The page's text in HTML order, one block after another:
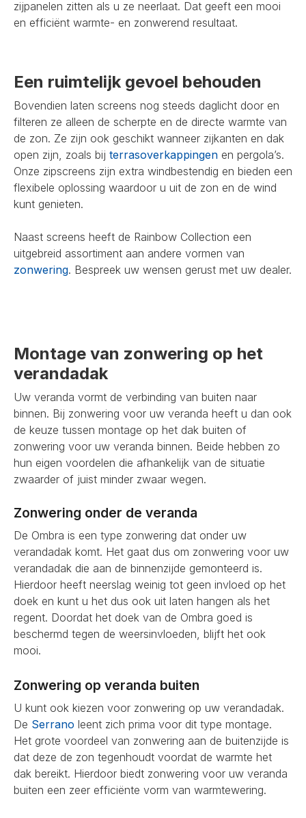
zijpanelen zitten als u ze neerlaat. Dat geeft een mooi
en efficiënt warmte- en zonwerend resultaat.
Een ruimtelijk gevoel behouden
Bovendien laten screens nog steeds daglicht door en
filteren ze alleen de scherpte en de directe warmte van
de zon. Ze zijn ook geschikt wanneer zijkanten en dak
open zijn, zoals bij terrasoverkappingen en pergola’s.
Onze zipscreens zijn extra windbestendig en bieden een
flexibele oplossing waardoor u uit de zon en de wind
kunt genieten.
Naast screens heeft de Rainbow Collection een
uitgebreid assortiment aan andere vormen van
zonwering. Bespreek uw wensen gerust met uw dealer.
Montage van zonwering op het
verandadak
Uw veranda vormt de verbinding van buiten naar
binnen. Bij zonwering voor uw veranda heeft u dan ook
de keuze tussen montage op het dak buiten of
zonwering voor uw veranda binnen. Beide hebben zo
hun eigen voordelen die afhankelijk van de situatie
zwaarder of juist minder zwaar wegen.
Zonwering onder de veranda
De Ombra is een type zonwering dat onder uw
verandadak komt. Het gaat dus om zonwering voor uw
verandadak die aan de binnenzijde gemonteerd is.
Hierdoor heeft neerslag weinig tot geen invloed op het
doek en kunt u het dus ook uit laten hangen als het
regent. Doordat het doek van de Ombra goed is
beschermd tegen de weersinvloeden, blijft het ook
mooi.
Zonwering op veranda buiten
U kunt ook kiezen voor zonwering op uw verandadak.
De Serrano leent zich prima voor dit type montage.
Het grote voordeel van zonwering aan de buitenzijde is
dat deze de zon tegenhoudt voordat de warmte het
dak bereikt. Hierdoor biedt zonwering voor uw veranda
buiten een zeer efficiënte vorm van warmtewering.